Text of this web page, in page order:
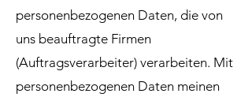
personenbezogenen Daten, die von
uns beauftragte Firmen
(Auftragsverarbeiter) verarbeiten. Mit
personenbezogenen Daten meinen